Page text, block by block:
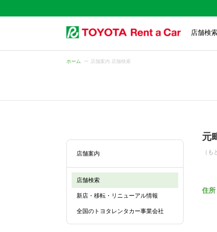
店舗検
ホーム 店舗案内 店舗検索
店舗案内
店舗検索
新店・移転・リニューアル情報
全国のトヨタレンタカー事業会社
元
（
住所